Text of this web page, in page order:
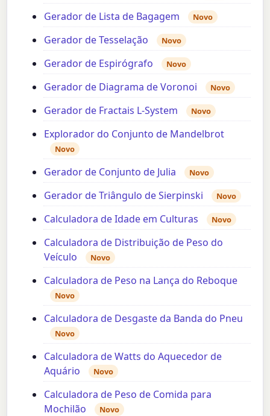
Gerador de Lista de Bagagem Novo
Gerador de Tesselação Novo
Gerador de Espirógrafo Novo
Gerador de Diagrama de Voronoi Novo
Gerador de Fractais L-System Novo
Explorador do Conjunto de Mandelbrot
Novo
Gerador de Conjunto de Julia Novo
Gerador de Triângulo de Sierpinski Novo
Calculadora de Idade em Culturas Novo
Calculadora de Distribuição de Peso do
Veículo
Novo
Calculadora de Peso na Lança do Reboque
Novo
Calculadora de Desgaste da Banda do Pneu
Novo
Calculadora de Watts do Aquecedor de
Aquário
Novo
Calculadora de Peso de Comida para
Mochilão
Novo